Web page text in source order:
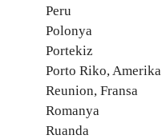
Peru
Polonya
Portekiz
Porto Riko, Amerika
Reunion, Fransa
Romanya
Ruanda